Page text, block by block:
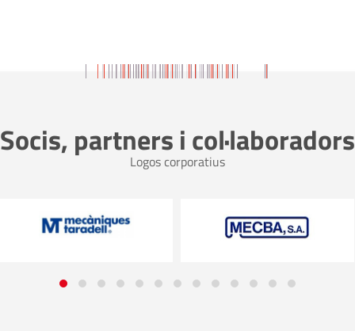
Socis, partners i col·laboradors
Logos corporatius